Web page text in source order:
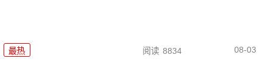
最热 阅读 8834 08-03